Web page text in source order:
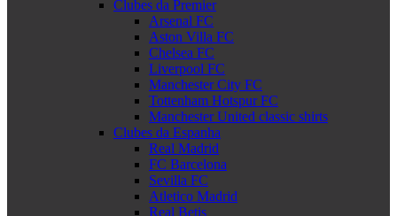
Clubes da Premier
Arsenal FC
Aston Villa FC
Chelsea FC
Liverpool FC
Manchester City FC
Tottenham Hotspur FC
Manchester United classic shirts
Clubes da Espanha
Real Madrid
FC Barcelona
Sevilla FC
Atletico Madrid
Real Betis